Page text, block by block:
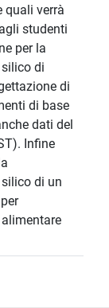
quali verrà
studenti
per la
di
di
di base
dati del
Infine
di un